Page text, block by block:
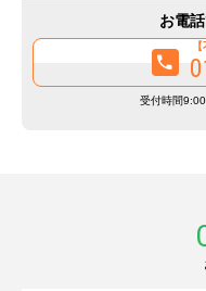
お電
受付時間